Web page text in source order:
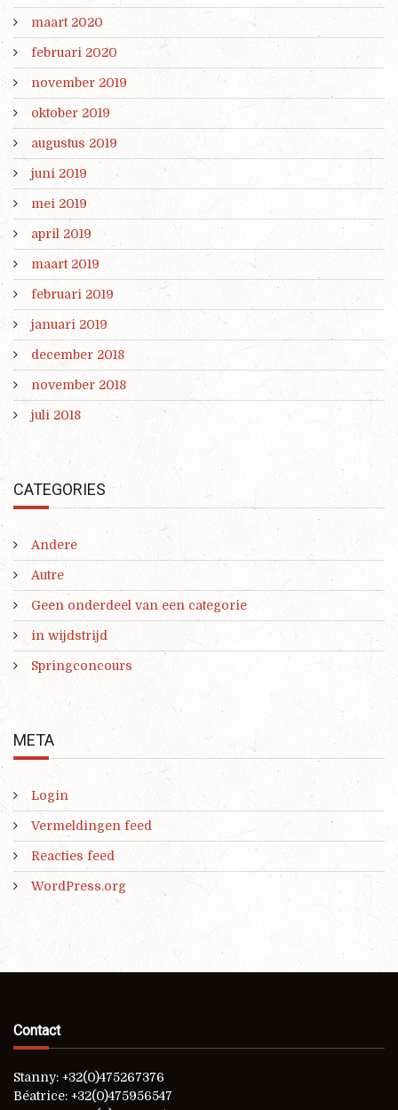
maart 2020
februari 2020
november 2019
oktober 2019
augustus 2019
juni 2019
mei 2019
april 2019
maart 2019
februari 2019
januari 2019
december 2018
november 2018
juli 2018
CATEGORIES
Andere
Autre
Geen onderdeel van een categorie
in wijdstrijd
Springconcours
META
Login
Vermeldingen feed
Reacties feed
WordPress.org
Contact
Stanny: +32(0)475267376
Béatrice: +32(0)475956547